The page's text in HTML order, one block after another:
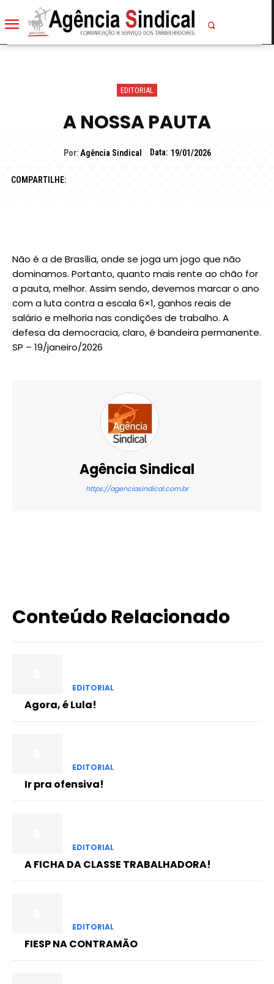
EDITORIAL
A NOSSA PAUTA
Por: Agência Sindical Data: 19/01/2026
COMPARTILHE:
Não é a de Brasília, onde se joga um jogo que não
dominamos. Portanto, quanto mais rente ao chão for
a pauta, melhor. Assim sendo, devemos marcar o ano
com a luta contra a escala 6×1, ganhos reais de
salário e melhoria nas condições de trabalho. A
defesa da democracia, claro, é bandeira permanente.
SP – 19/janeiro/2026
Agência Sindical
https://agenciasindical.com.br
Conteúdo Relacionado
EDITORIAL
Agora, é Lula!
EDITORIAL
Ir pra ofensiva!
EDITORIAL
A FICHA DA CLASSE TRABALHADORA!
EDITORIAL
FIESP NA CONTRAMÃO